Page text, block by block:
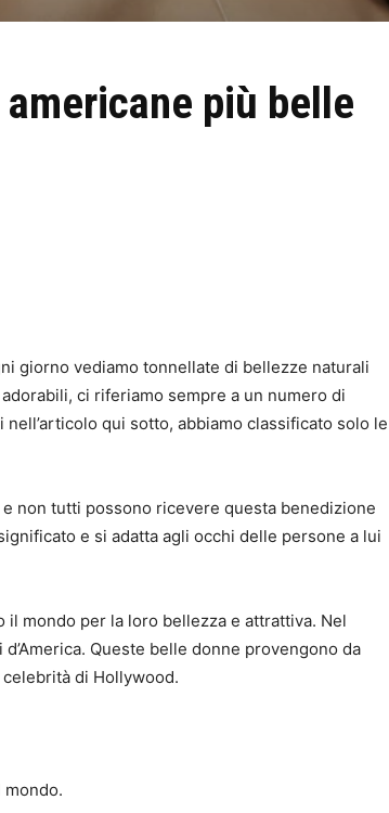
più belle
giorno vediamo tonnellate di bellezze naturali
ci riferiamo sempre a un numero di
qui sotto, abbiamo classificato solo le
non tutti possono ricevere questa benedizione
e si adatta agli occhi delle persone a lui
mondo per la loro bellezza e attrattiva. Nel
Queste belle donne provengono da
di Hollywood.
mondo.